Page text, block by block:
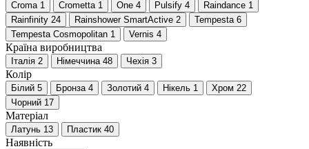
Croma 1 Crometta 1 One 4 Pulsify 4 Raindance 1
Rainfinity 24 Rainshower SmartActive 2 Tempesta 6
Tempesta Cosmopolitan 1 Vernis 4
Країна виробництва
Італія 2 Німеччина 48 Чехія 3
Колір
Білий 5 Бронза 4 Золотий 4 Нікель 1 Хром 22
Чорний 17
Матеріал
Латунь 13 Пластик 40
Наявність